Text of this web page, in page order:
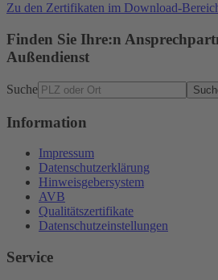
Zu den Zertifikaten im Download-
Finden Sie Ihre:n
Außendienst
Suche
Information
Impressum
Datenschutzerklärung
Hinweisgebersystem
AVB
Qualitätszertifikate
Datenschutzeinstellungen
Service